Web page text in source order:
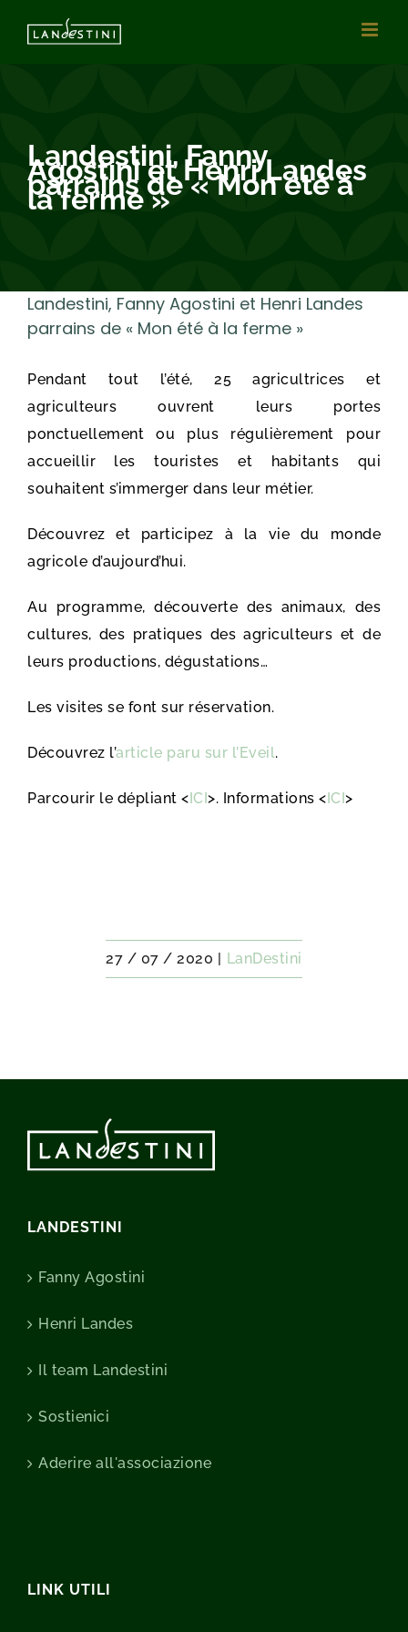
Landestini, Fanny
Agostini et Henri Landes
parrains de « Mon été à
la ferme »
Landestini, Fanny Agostini et Henri Landes
parrains de « Mon été à la ferme »
Pendant tout l’été, 25 agricultrices et
agriculteurs ouvrent leurs portes
ponctuellement ou plus régulièrement pour
accueillir les touristes et habitants qui
souhaitent s’immerger dans leur métier.
Découvrez et participez à la vie du monde
agricole d’aujourd’hui.
Au programme, découverte des animaux, des
cultures, des pratiques des agriculteurs et de
leurs productions, dégustations…
Les visites se font sur réservation.
Découvrez l’article paru sur l’Eveil.
Parcourir le dépliant <ICI>. Informations <ICI>
27 / 07 / 2020 | LanDestini
LANDESTINI
Fanny Agostini
Henri Landes
Il team Landestini
Sostienici
Aderire all'associazione
LINK UTILI